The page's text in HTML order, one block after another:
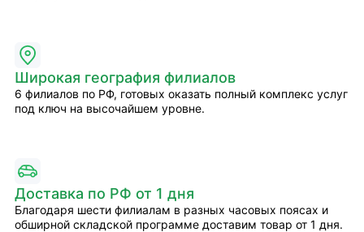
Широкая география филиалов
6 филиалов по РФ, готовых оказать полный комплекс услуг
под ключ на высочайшем уровне.
Доставка по РФ от 1 дня
Благодаря шести филиалам в разных часовых поясах и
обширной складской программе доставим товар от 1 дня.